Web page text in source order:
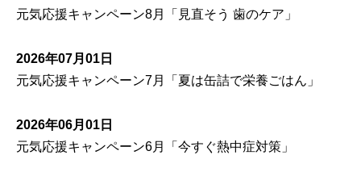
元気応援キャンペーン8月「見直そう 歯のケア」
2026年07月01日
元気応援キャンペーン7月「夏は缶詰で栄養ごはん」
2026年06月01日
元気応援キャンペーン6月「今すぐ熱中症対策」